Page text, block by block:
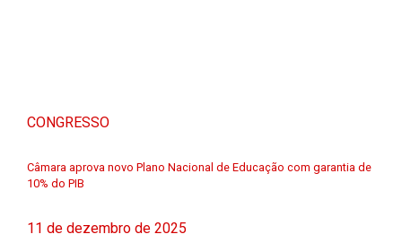
CONGRESSO
Câmara aprova novo Plano Nacional de Educação com garantia de
10% do PIB
11 de dezembro de 2025